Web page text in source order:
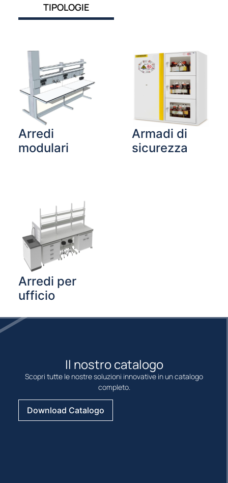
TIPOLOGIE
Arredi
modulari
Armadi di
sicurezza
Arredi per
ufficio
Il nostro catalogo
Scopri tutte le nostre soluzioni innovative in un catalogo
completo.
Download Catalogo